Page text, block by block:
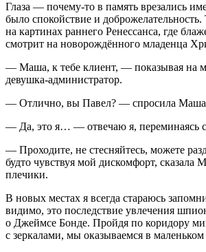
Глаза — почему-то в память врезались
было спокойствие и доброжелательность.
на картинах раннего Ренессанса, где
смотрит на новорождённого младенца
— Маша, к тебе клиент, — показывая на
девушка-администратор.
— Отлично, вы Павел? — спросила
— Да, это я… — отвечаю я, переминаясь с
— Проходите, не стесняйтесь, можете
будто чувствуя мой дискомфорт, сказала
плечики.
В новых местах я всегда стараюсь
видимо, это последствие увлечения
о Джеймсе Бонде. Пройдя по коридору
с зеркалами, мы оказываемся в